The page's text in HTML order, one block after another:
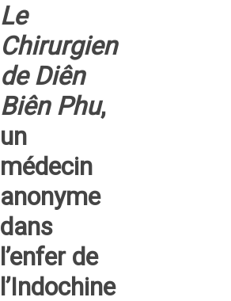
Le
Chirurgien
de Diên
Biên Phu,
un
médecin
anonyme
dans
l’enfer de
l’Indochine